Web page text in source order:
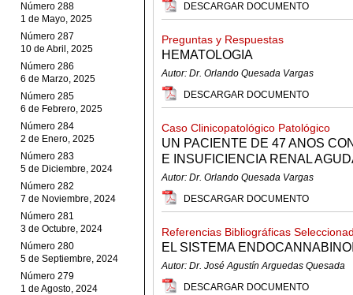
Número 288
1 de Mayo, 2025
Número 287
10 de Abril, 2025
Número 286
6 de Marzo, 2025
Número 285
6 de Febrero, 2025
Número 284
2 de Enero, 2025
Número 283
5 de Diciembre, 2024
Número 282
7 de Noviembre, 2024
Número 281
3 de Octubre, 2024
Número 280
5 de Septiembre, 2024
Número 279
1 de Agosto, 2024
DESCARGAR DOCUMENTO
Preguntas y Respuestas
HEMATOLOGIA
Autor: Dr. Orlando Quesada Vargas
DESCARGAR DOCUMENTO
Caso Clinicopatológico Patológico
UN PACIENTE DE 47 ANOS
E INSUFICIENCIA RENAL
Autor: Dr. Orlando Quesada Vargas
DESCARGAR DOCUMENTO
Referencias Bibliográficas
EL SISTEMA
Autor: Dr. José Agustín Arguedas Quesada
DESCARGAR DOCUMENTO